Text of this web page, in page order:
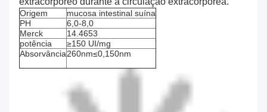
Origem
mucosa intestinal suína
PH
6,0-8,0
Merck
14.4653
potência
≥150 UI/mg
Absorvância260nm≤0,150nm